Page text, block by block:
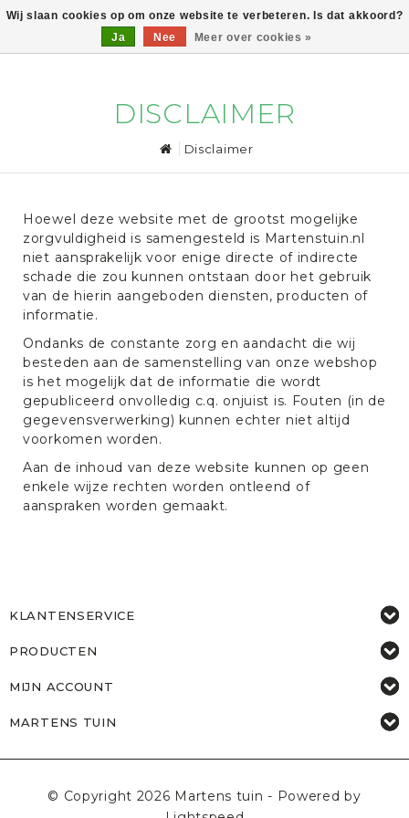
0
DISCLAIMER
Disclaimer
Hoewel deze website met de grootst mogelijke
zorgvuldigheid is samengesteld is Martenstuin.nl
niet aansprakelijk voor enige directe of indirecte
schade die zou kunnen ontstaan door het gebruik
van de hierin aangeboden diensten, producten of
informatie.
Ondanks de constante zorg en aandacht die wij
besteden aan de samenstelling van onze webshop
is het mogelijk dat de informatie die wordt
gepubliceerd onvolledig c.q. onjuist is. Fouten (in de
gegevensverwerking) kunnen echter niet altijd
voorkomen worden.
Aan de inhoud van deze website kunnen op geen
enkele wijze rechten worden ontleend of
aanspraken worden gemaakt.
KLANTENSERVICE
PRODUCTEN
MIJN ACCOUNT
MARTENS TUIN
© Copyright 2026 Martens tuin - Powered by
Wij slaan cookies op om onze website te verbeteren. Is dat akkoord?
Ja
Nee Meer over cookies »